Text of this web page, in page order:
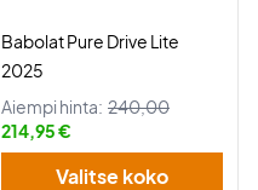
Babolat Pure Drive Lite
2025
Aiempi hinta: 240,00
214,95 €
Valitse koko